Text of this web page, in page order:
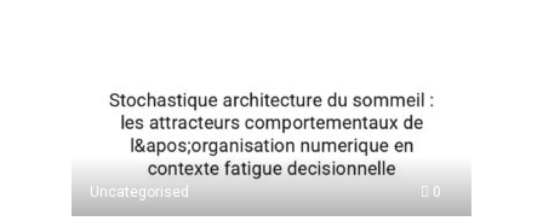
Uncategorised 0